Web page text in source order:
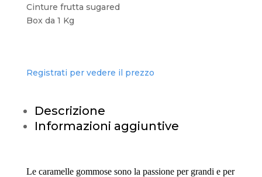
Cinture frutta sugared
Box da 1 Kg
Registrati per vedere il prezzo
Descrizione
Informazioni aggiuntive
Le caramelle gommose sono la passione per grandi e per